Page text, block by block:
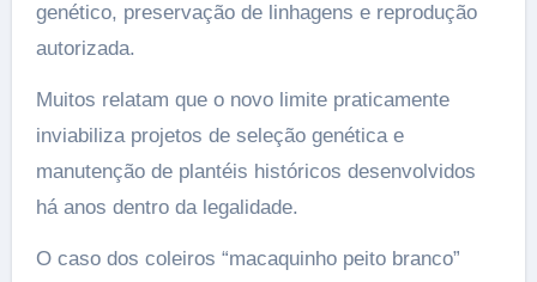
genético, preservação de linhagens e reprodução
autorizada.
Muitos relatam que o novo limite praticamente
inviabiliza projetos de seleção genética e
manutenção de plantéis históricos desenvolvidos
há anos dentro da legalidade.
O caso dos coleiros “macaquinho peito branco”